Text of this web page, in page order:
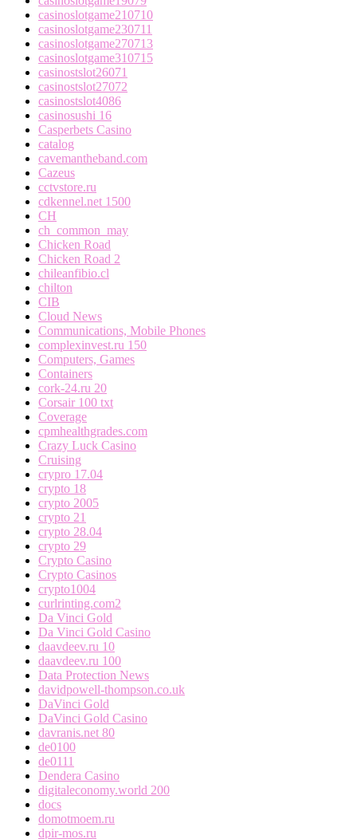
casinoslotgame210710
casinoslotgame230711
casinoslotgame270713
casinoslotgame310715
casinostslot26071
casinostslot27072
casinostslot4086
casinosushi 16
Casperbets Casino
catalog
cavemantheband.com
Cazeus
cctvstore.ru
cdkennel.net 1500
CH
ch_common_may
Chicken Road
Chicken Road 2
chileanfibio.cl
chilton
CIB
Cloud News
Communications, Mobile Phones
complexinvest.ru 150
Computers, Games
Containers
cork-24.ru 20
Corsair 100 txt
Coverage
cpmhealthgrades.com
Crazy Luck Casino
Cruising
crypro 17.04
crypto 18
crypto 2005
crypto 21
crypto 28.04
crypto 29
Crypto Casino
Crypto Casinos
crypto1004
curlrinting.com2
Da Vinci Gold
Da Vinci Gold Casino
daavdeev.ru 10
daavdeev.ru 100
Data Protection News
davidpowell-thompson.co.uk
DaVinci Gold
DaVinci Gold Casino
davranis.net 80
de0100
de0111
Dendera Casino
digitaleconomy.world 200
docs
domotmoem.ru
dpir-mos.ru